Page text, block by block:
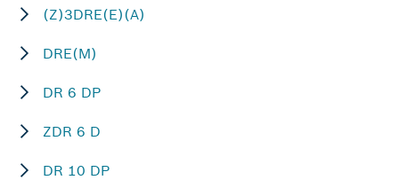
(Z)3DRE(E)(A)
DRE(M)
DR 6 DP
ZDR 6 D
DR 10 DP